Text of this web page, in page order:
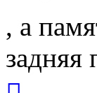
, а
задняя